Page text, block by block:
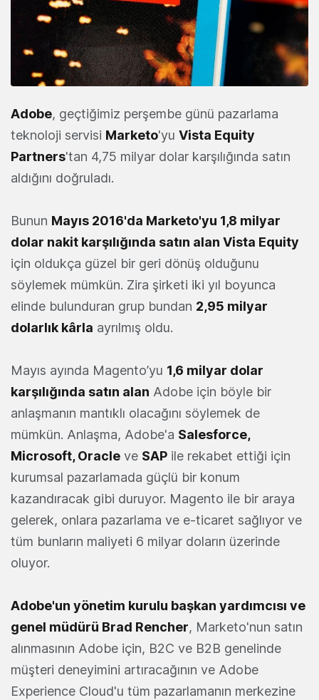
Adobe, geçtiğimiz perşembe günü pazarlama
teknoloji servisi Marketo'yu Vista Equity
Partners'tan 4,75 milyar dolar karşılığında satın
aldığını doğruladı.
Bunun Mayıs 2016'da Marketo'yu 1,8 milyar
dolar nakit karşılığında satın alan Vista Equity
için oldukça güzel bir geri dönüş olduğunu
söylemek mümkün. Zira şirketi iki yıl boyunca
elinde bulunduran grup bundan 2,95 milyar
dolarlık kârla ayrılmış oldu.
Mayıs ayında Magento’yu 1,6 milyar dolar
karşılığında satın alan Adobe için böyle bir
anlaşmanın mantıklı olacağını söylemek de
mümkün. Anlaşma, Adobe'a Salesforce,
Microsoft, Oracle ve SAP ile rekabet ettiği için
kurumsal pazarlamada güçlü bir konum
kazandıracak gibi duruyor. Magento ile bir araya
gelerek, onlara pazarlama ve e-ticaret sağlıyor ve
tüm bunların maliyeti 6 milyar doların üzerinde
oluyor.
Adobe'un yönetim kurulu başkan yardımcısı ve
genel müdürü Brad Rencher, Marketo'nun satın
alınmasının Adobe için, B2C ve B2B genelinde
müşteri deneyimini artıracağının ve Adobe
Experience Cloud'u tüm pazarlamanın merkezine